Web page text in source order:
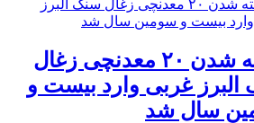
کشته شدن ۲۰ معدنچی زغال
غربی وارد بیست و
سال شد